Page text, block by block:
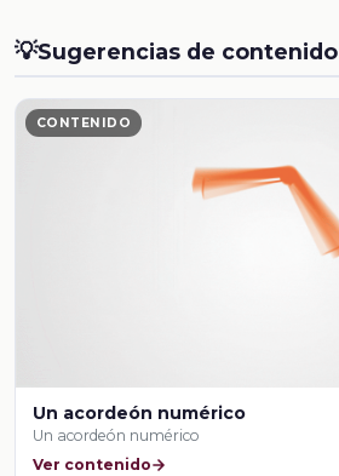
💡Sugerencias de contenido
CONTENIDO
Un acordeón numérico
Un acordeón numérico
Ver contenido